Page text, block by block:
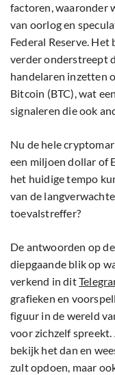
factoren, waaronder
van oorlog en
Federal Reserve.
verder onderstreept
handelaren inzetten
Bitcoin (BTC), wat
signaleren die ook
Nu de hele
een miljoen dollar of
het huidige tempo
van de
toevalstreffer?
De antwoorden op
diepgaande blik op
verkend in dit
grafieken en
figuur in de wereld
voor zichzelf
bekijk het dan en
zult opdoen, maar